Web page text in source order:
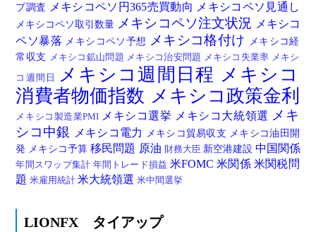
プ調査
メキシコペソ円365売買動向 メキシコペソ見通し
メキシコペソ取引数量 メキシコペソ注文状況 メキシコ
ペソ暴落 メキシコペソ予想 メキシコ格付け メキシコ経
常収支 メキシコ鉱山問題 メキシコ治安問題 メキシコ失業率 メキシ
コ週間日 メキシコ週間日程 メキシコ
消費者物価指数 メキシコ政策金利
メキシコ製造業PMI メキシコ選挙 メキシコ大統領選 メキ
シコ中銀
メキシコ電力 メキシコ貿易収支 メキシコ油田開
発 メキシコ予算移民問題 原油 財務大臣 新空港建設 中国関係
年間スワップ集計 年間トレード損益 米FOMC米関係 米関税問
題米雇用統計米大統領選米中間選挙
LIONFX タイアップ